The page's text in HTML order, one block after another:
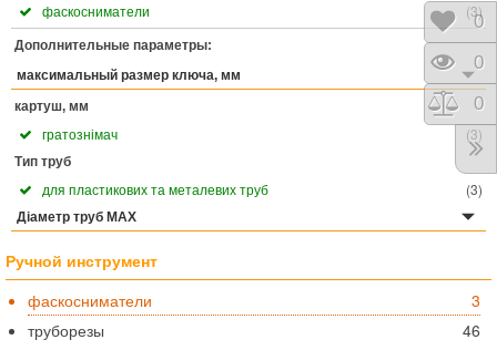
(3)
фаскосниматели
Дополнительные параметры:
максимальный размер ключа, мм
картуш, мм
(3)
гратознімач
Тип труб
(3)
для пластикових та металевих труб
Діаметр труб MAX
Ручной инструмент
3
фаскосниматели
46
труборезы
0
0
0